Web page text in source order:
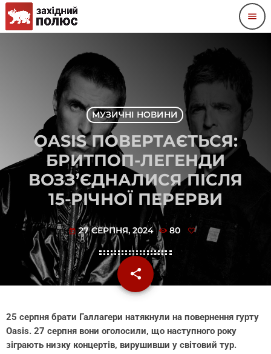
menu
МУЗИЧНІ НОВИНИ
OASIS ПОВЕРТАЄТЬСЯ:
БРИТПОП-ЛЕГЕНДИ
ВОЗЗ’ЄДНАЛИСЯ ПІСЛЯ
15-РІЧНОЇ ПЕРЕРВИ
today 27 СЕРПНЯ, 2024 80
share
email
25 серпня брати Галлагери натякнули на повернення гурту
Oasis. 27 серпня вони оголосили, що наступного року
зіграють низку концертів, вирушивши у світовий тур.